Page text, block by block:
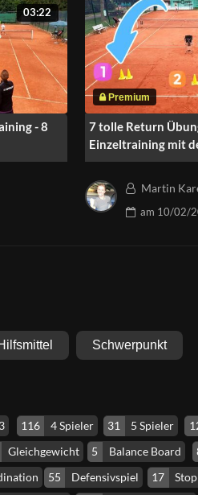
03:22
- 8
7 tolle Return
Einzeltraining mit
Martin
am 10/02/
Schwerpunkt
116 4 Spieler 31 5 Spieler
Gleichgewicht 5 Balance Board
55 Defensivspiel 17